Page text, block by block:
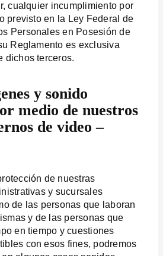
cualquier incumplimiento por
previsto en la Ley Federal de
Personales en Posesión de
Reglamento es exclusiva
dichos terceros.
y sonido
medio de nuestros
de video –
de nuestras
y sucursales
de las personas que laboran
y de las personas que
en tiempo y cuestiones
con esos fines, podremos